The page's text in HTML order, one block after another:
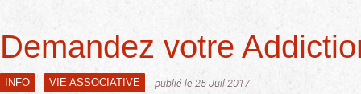
Demandez votre
INFO VIE ASSOCIATIVE publié le 25 Juil 2017